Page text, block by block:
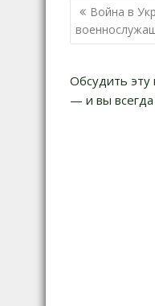
Н
а
и
г
Война в
Обсудить эту
— и вы всегда